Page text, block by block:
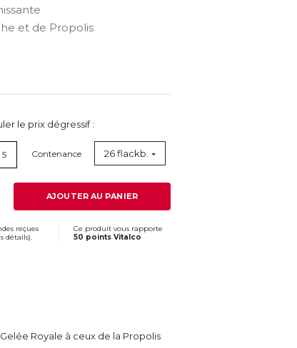
et de Propolis
le prix dégressif :
5 Contenance 26 flackb.
AJOUTER AU PANIER
reçues
détails).
Ce produit vous rapporte
50 points Vitalco
Royale à ceux de la Propolis